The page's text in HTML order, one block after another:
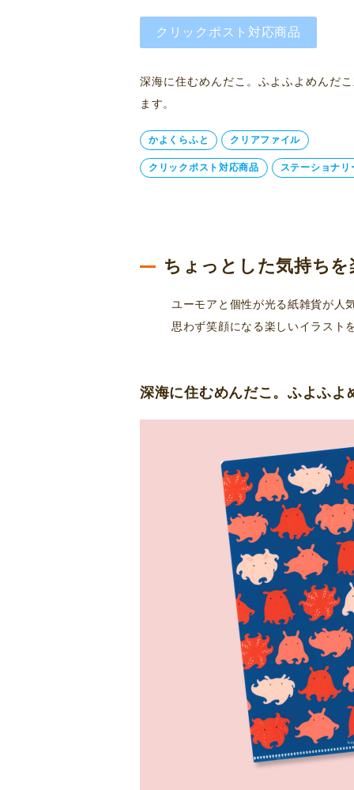
クリックポスト対応商品
深海に住むめんだこ。ふよふよめんだ
ます。
かよくらふと クリアファイル
クリックポスト対応商品 ステーショナリ
ちょっとした気持ち
ユーモアと個性が光る紙雑貨が人
思わず笑顔になる楽しいイラスト
深海に住むめんだこ。ふよふよ